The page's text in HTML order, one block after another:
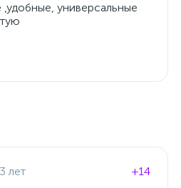
,удобные, универсальные
лет
+14